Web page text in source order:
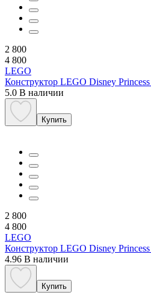
2 800
4 800
LEGO
Конструктор LEGO Disney
5.0 В наличии
Купить
2 800
4 800
LEGO
Конструктор LEGO Disney
4.96 В наличии
Купить